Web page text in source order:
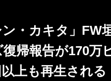
ン・カキタ」FW
帰報告が170万
上も再生される